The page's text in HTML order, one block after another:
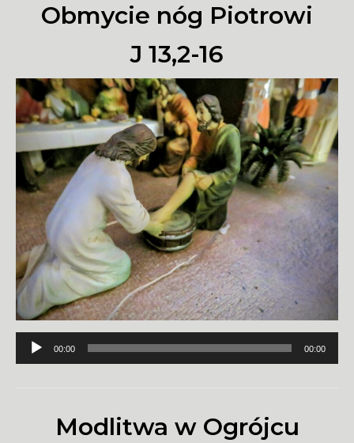
Obmycie nóg Piotrowi
J 13,2-16
Odtwarzacz
plików
00:00 00:00
Modlitwa w Ogrójcu